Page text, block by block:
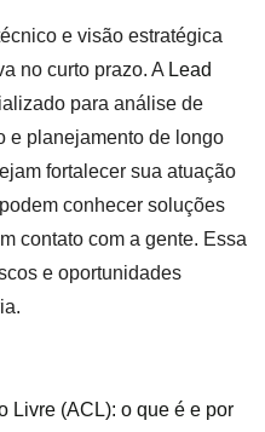
e visão estratégica
no curto prazo. A Lead
para análise de
e planejamento de longo
fortalecer sua atuação
podem conhecer soluções
contato com a gente. Essa
e oportunidades
Livre (ACL): o que é e por